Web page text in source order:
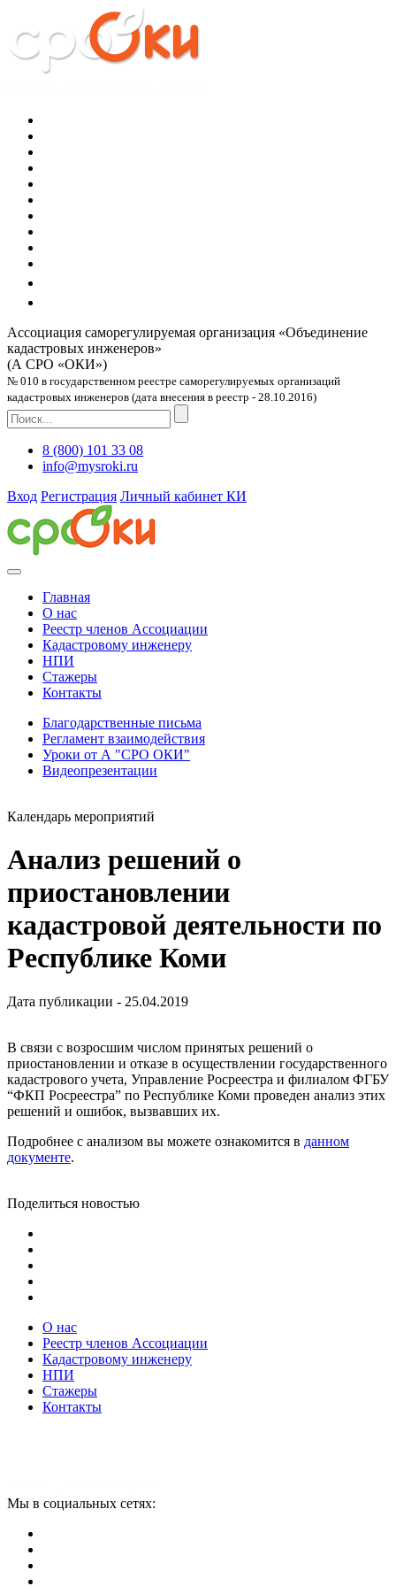
Ассоциация саморегулируемая организация «Объединение
кадастровых инженеров»
(А СРО «ОКИ»)
№ 010 в государственном реестре саморегулируемых организаций
кадастровых инженеров (дата внесения в реестр - 28.10.2016)
8 (800) 101 33 08
info@mysroki.ru
Вход Регистрация Личный кабинет КИ
Главная
О нас
Реестр членов Ассоциации
Кадастровому инженеру
НПИ
Стажеры
Контакты
Благодарственные письма
Регламент взаимодействия
Уроки от А "СРО ОКИ"
Видеопрезентации
Календарь мероприятий
Анализ решений о
приостановлении
кадастровой деятельности по
Республике Коми
Дата публикации - 25.04.2019
В связи с возросшим числом принятых решений о
приостановлении и отказе в осуществлении государственного
кадастрового учета, Управление Росреестра и филиалом ФГБУ
“ФКП Росреестра” по Республике Коми проведен анализ этих
решений и ошибок, вызвавших их.
Подробнее с анализом вы можете ознакомится в данном
документе.
Поделиться новостью
О нас
Реестр членов Ассоциации
Кадастровому инженеру
НПИ
Стажеры
Контакты
Мы в социальных сетях: